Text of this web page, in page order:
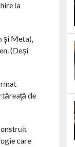
la
şi Meta),
(Deşi
de
care